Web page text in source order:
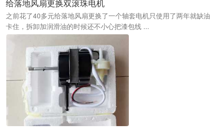
给落地风扇更换双滚珠电机
之前花了40多元给落地风扇更换了一个轴套电机只使用了两年就缺油
卡住，拆卸加润滑油的时候还不小心把漆包线 ...